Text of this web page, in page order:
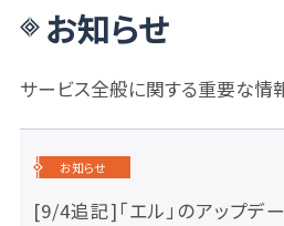
お知らせ
サービス全般に関する重要な情
お知らせ
[9/4追記]「エル」のアップデ